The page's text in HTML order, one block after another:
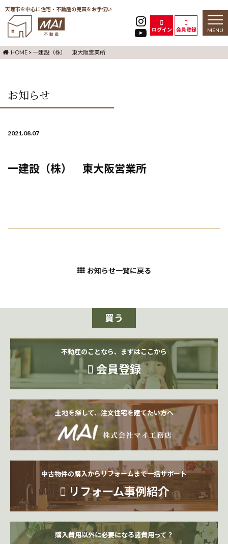
天理市を中心に住宅・不動産の売買をお手伝い
ログイン 会員登録
toggle
HOME > 一建設（株） 東大阪営業所
お知らせ
2021.08.07
一建設（株） 東大阪営業所
お知らせ一覧に戻る
買う
不動産のことなら、まずはここから
会員登録
土地を探して、注文住宅を建てたい方へ
中古物件の購入からリフォームまで一括サポート
リフォーム事例紹介
購入費用以外に必要になる諸費用って？